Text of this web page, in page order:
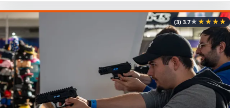
★
★
★
★
★
3.7
(3)